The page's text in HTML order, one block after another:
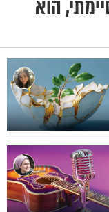
הוא